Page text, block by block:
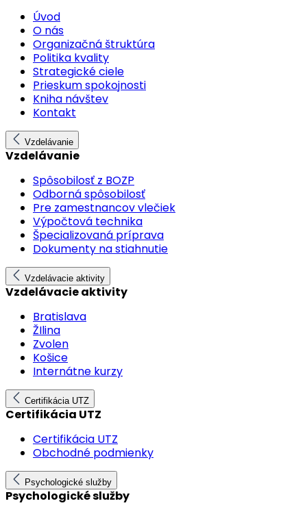
Úvod
O nás
Organizačná štruktúra
Politika kvality
Strategické ciele
Prieskum spokojnosti
Kniha návštev
Kontakt
Vzdelávanie
Vzdelávanie
Spôsobilosť z BOZP
Odborná spôsobilosť
Pre zamestnancov vlečiek
Výpočtová technika
Špecializovaná príprava
Dokumenty na stiahnutie
Vzdelávacie aktivity
Vzdelávacie aktivity
Bratislava
ŽIlina
Zvolen
Košice
Internátne kurzy
Certifikácia UTZ
Certifikácia UTZ
Certifikácia UTZ
Obchodné podmienky
Psychologické služby
Psychologické služby